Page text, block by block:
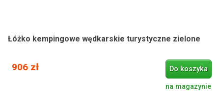
Łóżko kempingowe wędkarskie turystyczne zielone
906 zł Do koszyka
na magazynie